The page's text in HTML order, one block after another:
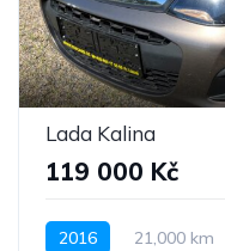
Lada Kalina
119 000 Kč
2016 21,000 km